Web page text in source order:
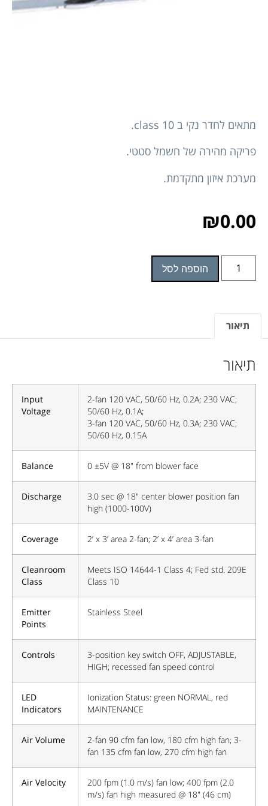
מתאים לחדר נקי ב class 10.
פריקה מהירה של חשמל סטטי.
מערכת איזון מתקדמת.
₪0.00
הוספה לסל
תיאור
תיאור
Input
Voltage
2-fan 120 VAC, 50/60 Hz, 0.2A; 230 VAC,
50/60 Hz, 0.1A;
3-fan 120 VAC, 50/60 Hz, 0.3A; 230 VAC,
50/60 Hz, 0.15A
Balance 0 ±5V @ 18" from blower face
Discharge
3.0 sec @ 18" center blower position fan
high (1000-100V)
Coverage 2’ x 3’ area 2-fan; 2’ x 4’ area 3-fan
Cleanroom
Class
Meets ISO 14644-1 Class 4; Fed std. 209E
Class 10
Emitter
Points
Stainless Steel
Controls
3-position key switch OFF, ADJUSTABLE,
HIGH; recessed fan speed control
LED
Indicators
Ionization Status: green NORMAL, red
MAINTENANCE
Air Volume
2-fan 90 cfm fan low, 180 cfm high fan; 3-
fan 135 cfm fan low, 270 cfm high fan
Air Velocity
200 fpm (1.0 m/s) fan low; 400 fpm (2.0
m/s) fan high measured @ 18" (46 cm)